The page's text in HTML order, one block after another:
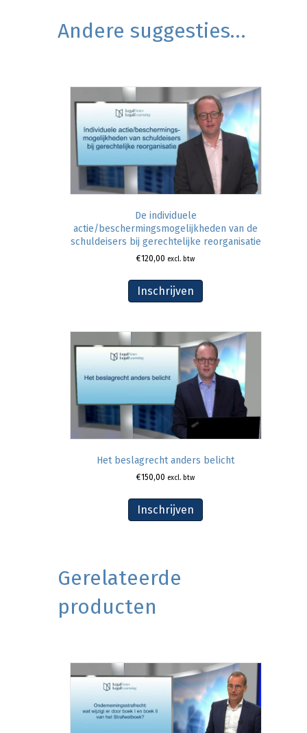
Andere suggesties…
De individuele
actie/beschermingsmogelijkheden van de
schuldeisers bij gerechtelijke reorganisatie
€120,00 excl. btw
Inschrijven
Het beslagrecht anders belicht
€150,00 excl. btw
Inschrijven
Gerelateerde
producten